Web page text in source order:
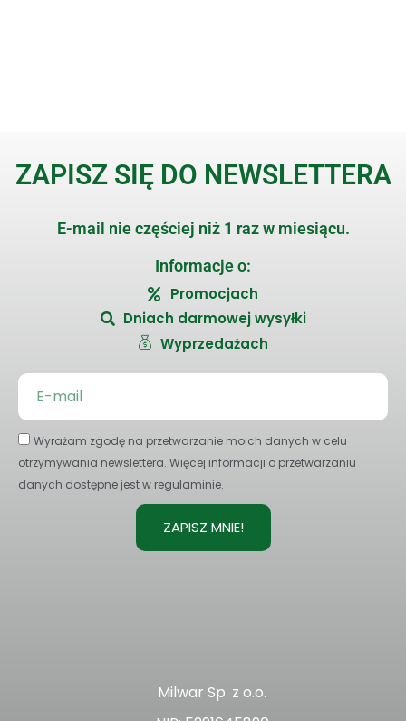
ZAPISZ SIĘ DO NEWSLETTERA
E-mail nie częściej niż 1 raz w miesiącu.
Informacje o:
Promocjach
Dniach darmowej wysyłki
Wyprzedażach
Wyrażam zgodę na przetwarzanie moich danych w celu
otrzymywania newslettera. Więcej informacji o przetwarzaniu
danych dostępne jest w regulaminie.
ZAPISZ MNIE!
Milwar Sp. z o.o.